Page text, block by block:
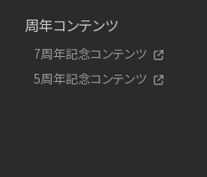
周年コンテンツ
7周年記念コンテンツ
5周年記念コンテンツ